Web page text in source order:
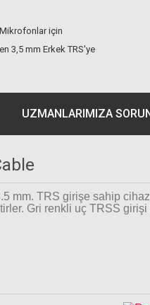
için
3,5 mm Erkek TRS'ye
UZMANLARIMIZA
mm. TRS girişe sahip
Gri renkli uç TRSS